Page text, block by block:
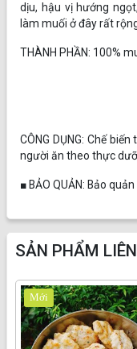
dịu, hậu vị hướng
làm muối ở đây rất
THÀNH PHẦN: 100%
CÔNG DỤNG: Chế
người ăn theo thực
■ BẢO QUẢN: Bảo
SẢN PHẨM
Mới